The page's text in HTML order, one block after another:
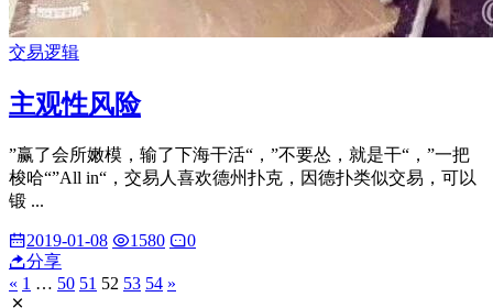
交易逻辑
主观性风险
”赢了会所嫩模，输了下海干活“，”不要怂，就是干“，”一把
梭哈“”All in“，交易人喜欢德州扑克，因德扑类似交易，可以
锻 ...
2019-01-08 1580
0
分享
« 1 … 50 51 52 53 54 »